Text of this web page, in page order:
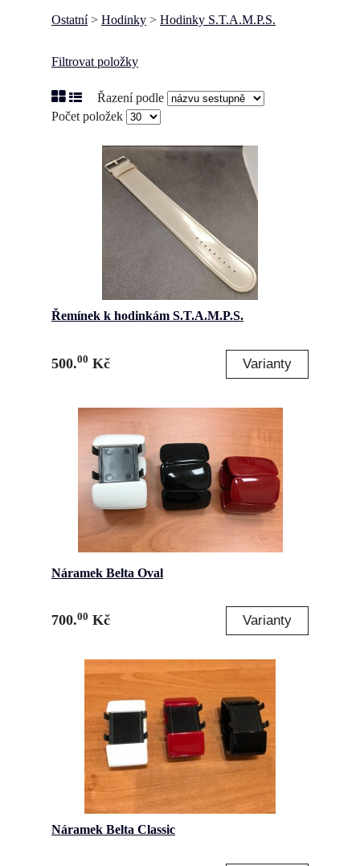
Ostatní > Hodinky > Hodinky S.T.A.M.P.S.
Filtrovat položky
Řazení podle
Počet položek
Řemínek k hodinkám S.T.A.M.P.S.
500.00 Kč
Náramek Belta Oval
700.00 Kč
Náramek Belta Classic